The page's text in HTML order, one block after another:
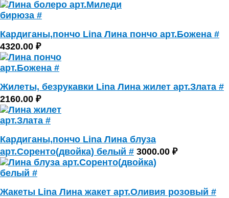
Кардиганы,пончо Lina Лина пончо арт.Божена #
4320.00 ₽
Жилеты, безрукавки Lina Лина жилет арт.Злата #
2160.00 ₽
Кардиганы,пончо Lina Лина блуза
арт.Соренто(двойка) белый # 3000.00 ₽
Жакеты Lina Лина жакет арт.Оливия розовый #